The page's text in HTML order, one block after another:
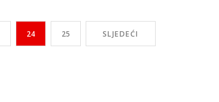
o saradnji između Ministarstva, Matice bošnjačke i
Sandžak TV koji se odnosi na realizaciju nastave na
24 25 SLJEDEĆI